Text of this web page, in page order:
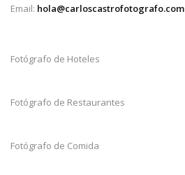
Email: hola@carloscastrofotografo.com
Fotógrafo de Hoteles
Fotógrafo de Restaurantes
Fotógrafo de Comida